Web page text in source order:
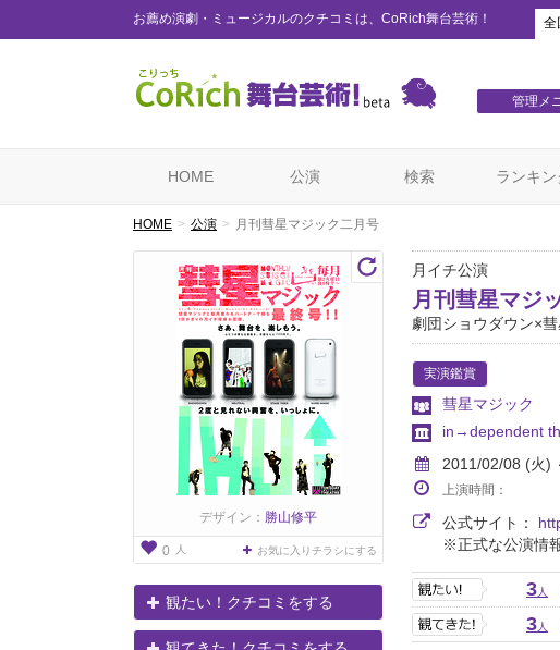
お薦め演劇・ミュージカルのクチコミは、CoRich舞台芸術！ 全
管理メ
HOME 公演 検索 ランキン
HOME 公演 月刊彗星マジック二月号
デザイン： 勝山修平
0 人 お気に入りチラシにする
観たい！クチコミをする
月イチ公演
月刊彗星マジ
劇団ショウダウン×
実演鑑賞
彗星マジック
in→dependent
2011/02/08 (火)
上演時間：
公式サイト：
※正式な公演情
3人
3人